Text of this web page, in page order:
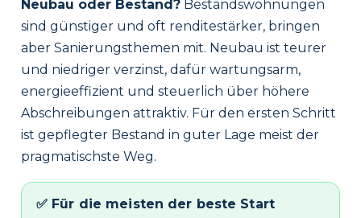
Neubau oder Bestand? Bestandswohnungen
sind günstiger und oft renditestärker, bringen
aber Sanierungsthemen mit. Neubau ist teurer
und niedriger verzinst, dafür wartungsarm,
energieeffizient und steuerlich über höhere
Abschreibungen attraktiv. Für den ersten Schritt
ist gepflegter Bestand in guter Lage meist der
pragmatischste Weg.
✅ Für die meisten der beste Start